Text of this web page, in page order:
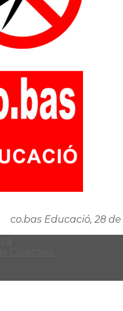
co.bas Educació, 28